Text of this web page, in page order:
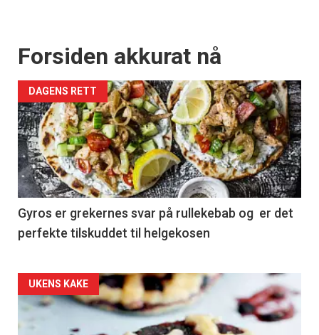
Forsiden akkurat nå
DAGENS RETT
Gyros er grekernes svar på rullekebab og er det
perfekte tilskuddet til helgekosen
Forsiden
akkurat
UKENS KAKE